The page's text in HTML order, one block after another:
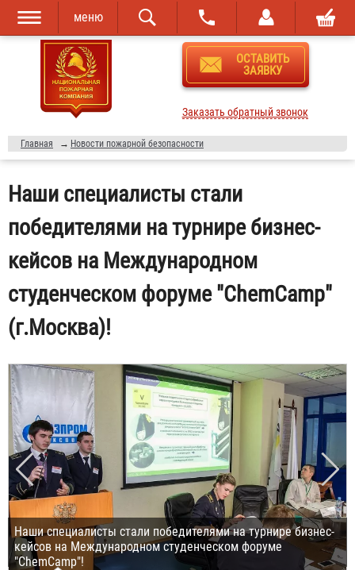
Перейти к
основному
содержанию
Skip to
navigation
меню
ОСТАВИТЬ
ЗАЯВКУ
Заказать обратный звонок
Главная → Новости пожарной безопасности
Наши специалисты стали
победителями на турнире бизнес-
кейсов на Международном
студенческом форуме "ChemCamp"
(г.Москва)!
Наши специалисты стали победителями на турнире бизнес-
кейсов на Международном студенческом форуме
"ChemCamp"!